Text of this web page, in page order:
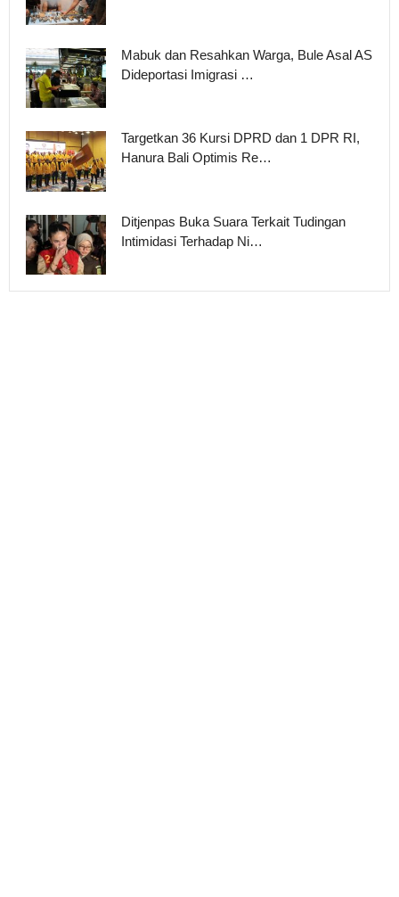
Mabuk dan Resahkan Warga, Bule Asal AS
Dideportasi Imigrasi …
Targetkan 36 Kursi DPRD dan 1 DPR RI,
Hanura Bali Optimis Re…
Ditjenpas Buka Suara Terkait Tudingan
Intimidasi Terhadap Ni…